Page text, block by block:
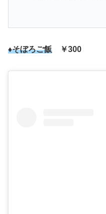
♦そぼろご飯 ￥300